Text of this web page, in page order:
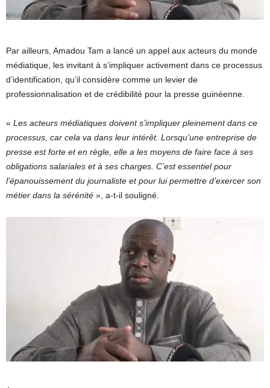
Par ailleurs, Amadou Tam a lancé un appel aux acteurs du monde
médiatique, les invitant à s’impliquer activement dans ce processus
d’identification, qu’il considère comme un levier de
professionnalisation et de crédibilité pour la presse guinéenne.
« Les acteurs médiatiques doivent s’impliquer pleinement dans ce
processus, car cela va dans leur intérêt. Lorsqu’une entreprise de
presse est forte et en règle, elle a les moyens de faire face à ses
obligations salariales et à ses charges. C’est essentiel pour
l’épanouissement du journaliste et pour lui permettre d’exercer son
métier dans la sérénité », a-t-il souligné.